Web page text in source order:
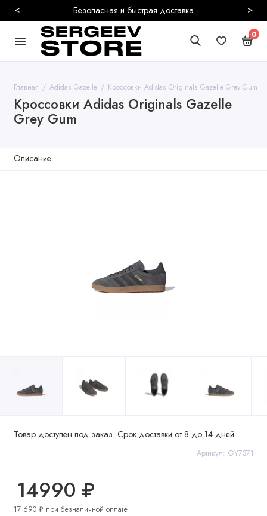
Безопасная и быстрая доставка
< >
0
Главная Adidas Gazelle Кроссовки Adidas Originals Gazelle Grey Gum
Кроссовки Adidas Originals Gazelle
Grey Gum
Описание
Товар доступен под заказ. Срок доставки от 8 до 14 дней.
Артикул: GY7371
14990 ₽
17 690 ₽ при безналичной оплате